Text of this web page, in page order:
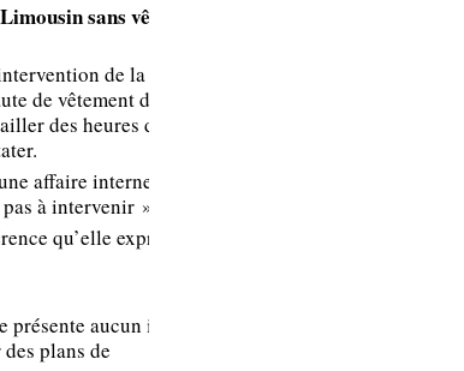
sans vêtement
de la
de vêtement de
des heures durant
affaire interne entre
à intervenir ».
qu’elle exprime et
aucun intérêt
plans de